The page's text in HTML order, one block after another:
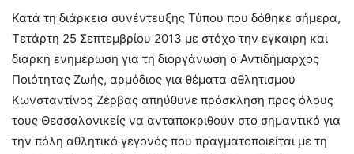
Κατά τη διάρκεια συνέντευξης Τύπου που δόθηκε σήμερα,
Τετάρτη 25 Σεπτεμβρίου 2013 με στόχο την έγκαιρη και
διαρκή ενημέρωση για τη διοργάνωση ο Αντιδήμαρχος
Ποιότητας Ζωής, αρμόδιος για θέματα αθλητισμού
Κωνσταντίνος Ζέρβας απηύθυνε πρόσκληση προς όλους
τους Θεσσαλονικείς να ανταποκριθούν στο σημαντικό για
την πόλη αθλητικό γεγονός που πραγματοποιείται με τη